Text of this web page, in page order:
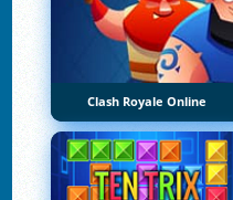
Clash Royale Online